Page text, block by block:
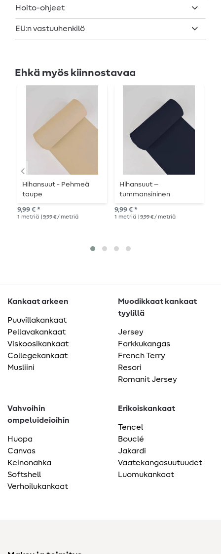
Hoito-ohjeet
EU:n vastuuhenkilö
Ehkä myös kiinnostavaa
Hihansuut - Pehmeä
taupe
9,99 € *
1 metriä | 9,99 € / metriä
Hihansuut –
tummansininen
9,99 € *
1 metriä | 9,99 € / metriä
Kankaat arkeen
Puuvillakankaat
Pellavakankaat
Viskoosikankaat
Collegekankaat
Musliini
Muodikkaat kankaat
tyylillä
Jersey
Farkkukangas
French Terry
Resori
Romanit Jersey
Vahvoihin
ompeluideioihin
Huopa
Canvas
Keinonahka
Softshell
Verhoilukankaat
Erikoiskankaat
Tencel
Bouclé
Jakardi
Vaatekangasuutuudet
Luomukankaat